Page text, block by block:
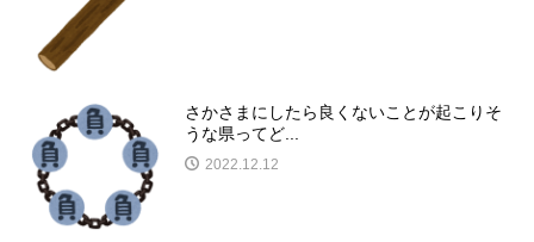
さかさまにしたら良くないことが起こりそ
うな県ってど...
2022.12.12